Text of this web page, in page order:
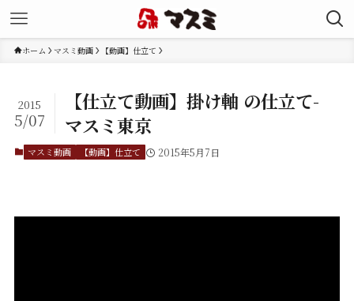
ホーム マスミ動画 【動画】仕立て
【仕立て動画】掛け軸 の仕立て-
マスミ東京
2015
5/07
マスミ動画 【動画】仕立て 2015年5月7日